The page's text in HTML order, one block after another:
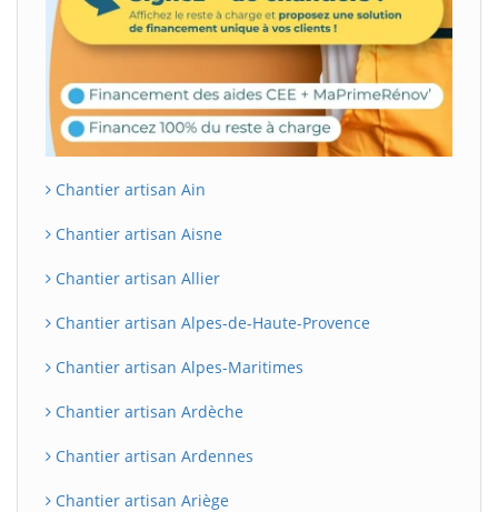
Chantier artisan Ain
Chantier artisan Aisne
Chantier artisan Allier
Chantier artisan Alpes-de-Haute-Provence
Chantier artisan Alpes-Maritimes
Chantier artisan Ardèche
Chantier artisan Ardennes
Chantier artisan Ariège